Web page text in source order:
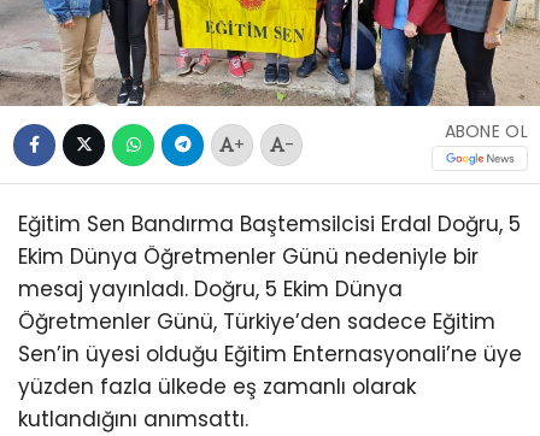
+ -
ABONE OL
Eğitim Sen Bandırma Baştemsilcisi Erdal Doğru, 5
Ekim Dünya Öğretmenler Günü nedeniyle bir
mesaj yayınladı. Doğru, 5 Ekim Dünya
Öğretmenler Günü, Türkiye’den sadece Eğitim
Sen’in üyesi olduğu Eğitim Enternasyonali’ne üye
yüzden fazla ülkede eş zamanlı olarak
kutlandığını anımsattı.